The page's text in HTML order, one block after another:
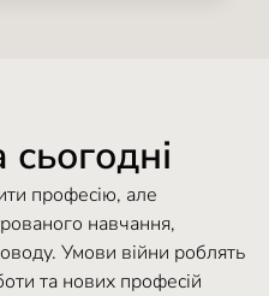
професію, але
навчання,
Умови війни роблять
та нових професій